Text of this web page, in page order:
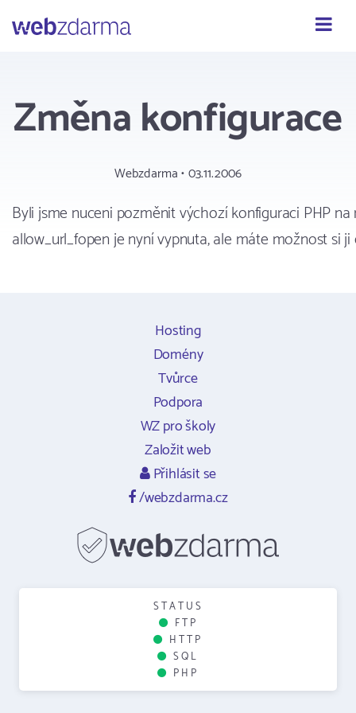
Změna konfigurace
Webzdarma • 03.11.2006
Byli jsme nuceni pozměnit výchozí konfiguraci PHP
allow_url_fopen je nyní vypnuta, ale máte možnost si
Hosting
Domény
Tvůrce
Podpora
WZ pro školy
Založit web
Přihlásit se
/webzdarma.cz
STATUS
FTP
HTTP
SQL
PHP